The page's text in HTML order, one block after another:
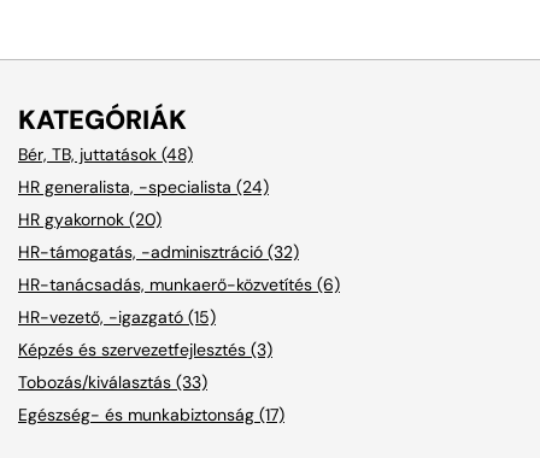
KATEGÓRIÁK
Bér, TB, juttatások (48)
HR generalista, -specialista (24)
HR gyakornok (20)
HR-támogatás, -adminisztráció (32)
HR-tanácsadás, munkaerő-közvetítés (6)
HR-vezető, -igazgató (15)
Képzés és szervezetfejlesztés (3)
Tobozás/kiválasztás (33)
Egészség- és munkabiztonság (17)